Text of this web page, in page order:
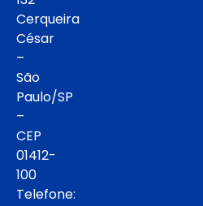
Cerqueira
César
–
São
Paulo/SP
–
CEP
01412-
100
Telefone: